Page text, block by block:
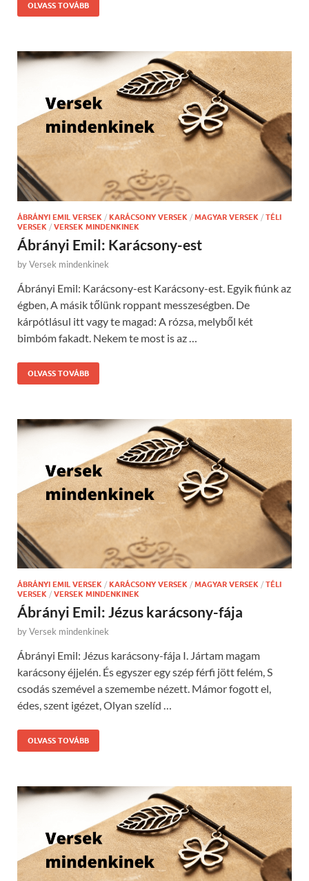
OLVASS TOVÁBB
ÁBRÁNYI EMIL VERSEK / KARÁCSONY VERSEK / MAGYAR VERSEK / TÉLI
VERSEK / VERSEK MINDENKINEK
Ábrányi Emil: Karácsony-est
byVersek mindenkinek
Ábrányi Emil: Karácsony-est Karácsony-est. Egyik fiúnk az
égben, A másik tőlünk roppant messzeségben. De
kárpótlásul itt vagy te magad: A rózsa, melyből két
bimbóm fakadt. Nekem te most is az …
OLVASS TOVÁBB
ÁBRÁNYI EMIL VERSEK / KARÁCSONY VERSEK / MAGYAR VERSEK / TÉLI
VERSEK / VERSEK MINDENKINEK
Ábrányi Emil: Jézus karácsony-fája
byVersek mindenkinek
Ábrányi Emil: Jézus karácsony-fája I. Jártam magam
karácsony éjjelén. És egyszer egy szép férfi jött felém, S
csodás szemével a szemembe nézett. Mámor fogott el,
édes, szent igézet, Olyan szelíd …
OLVASS TOVÁBB